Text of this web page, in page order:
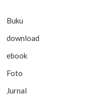
Buku
download
ebook
Foto
Jurnal